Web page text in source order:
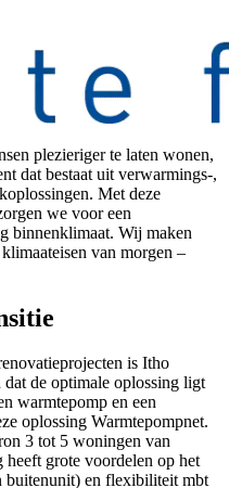
plezieriger te laten wonen,
dat bestaat uit verwarmings-,
Met deze
we voor een
binnenklimaat. Wij maken
van morgen –
is Itho
de optimale oplossing ligt
warmtepomp en een
oplossing Warmtepompnet.
3 tot 5 woningen van
grote voordelen op het
buitenunit) en flexibiliteit mbt